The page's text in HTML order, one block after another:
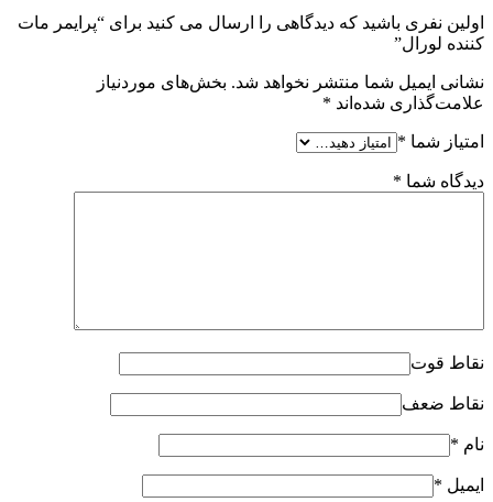
اولین نفری باشید که دیدگاهی را ارسال می کنید برای “پرایمر مات
کننده لورال”
نشانی ایمیل شما منتشر نخواهد شد. بخش‌های موردنیاز
علامت‌گذاری شده‌اند *
امتیاز شما *
دیدگاه شما *
نقاط قوت
نقاط ضعف
نام *
ایمیل *